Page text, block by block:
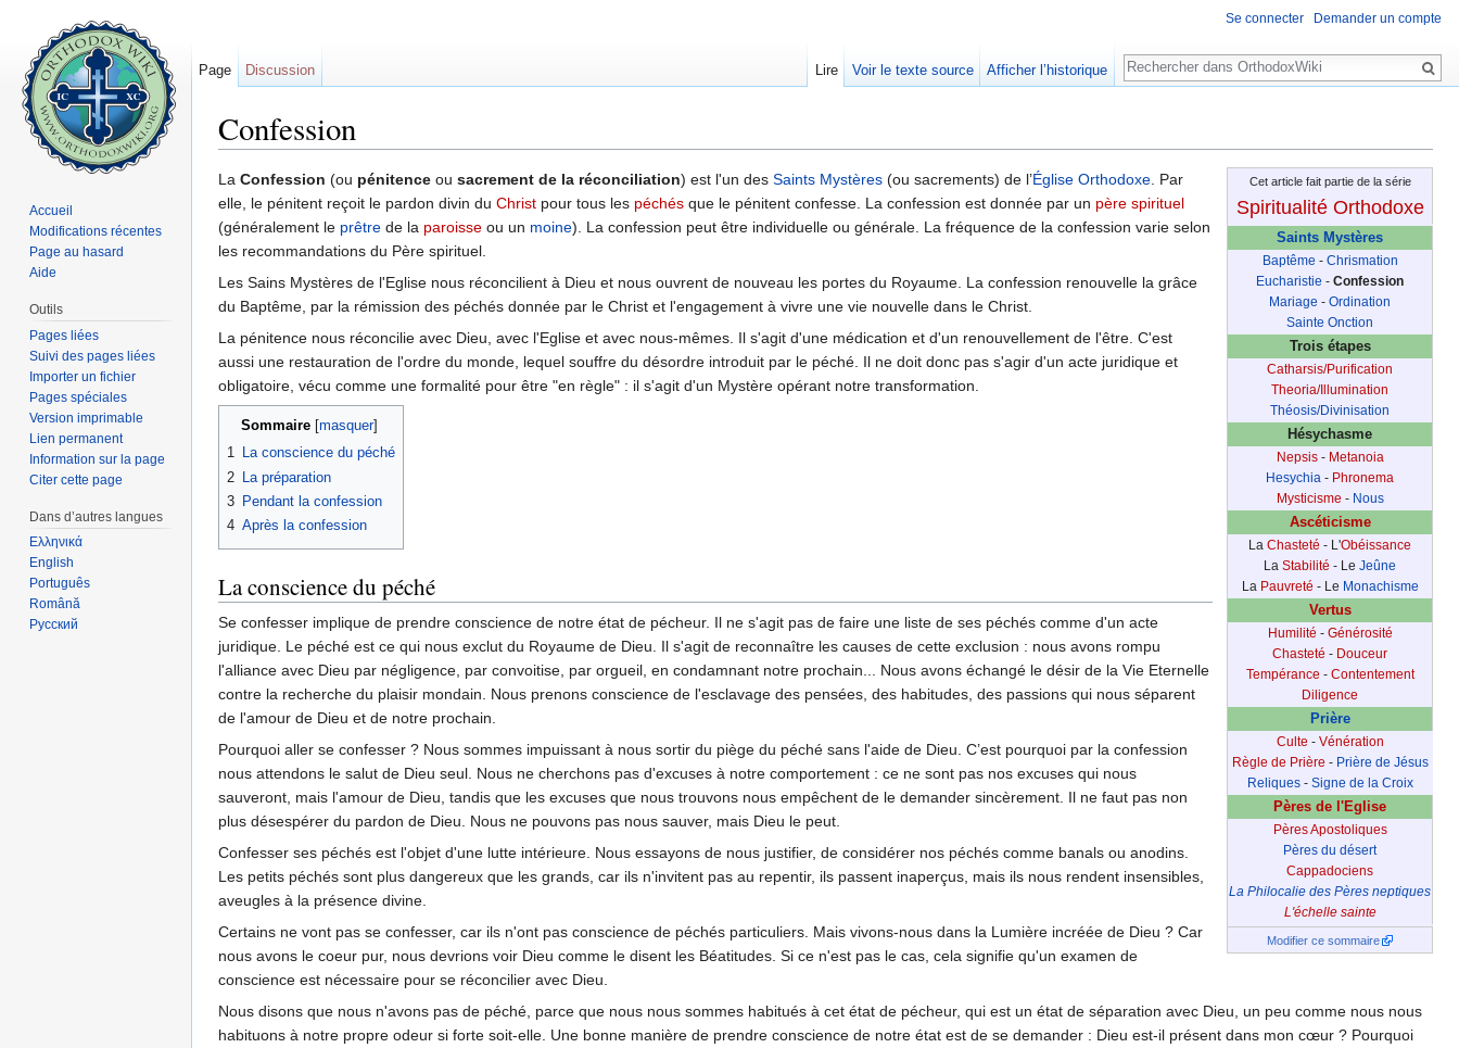
Confession
Cet article fait partie de la série
Spiritualité Orthodoxe
Saints Mystères
Baptême - Chrismation
Eucharistie - Confession
Mariage - Ordination
Sainte Onction
Trois étapes
Catharsis/Purification
Theoria/Illumination
Théosis/Divinisation
Hésychasme
Nepsis- Metanoia
Hesychia - Phronema
Mysticisme - Nous
Ascéticisme
La Chasteté - L'Obéissance
La Stabilité - Le Jeûne
La Pauvreté - Le Monachisme
Vertus
Humilité - Générosité
Chasteté - Douceur
Tempérance - Contentement
Diligence
Prière
Culte - Vénération
Règle de Prière - Prière de Jésus
Reliques- Signe de la Croix
Pères de l'Eglise
Pères Apostoliques
Pères du désert
Cappadociens
La Philocalie des Pères neptiques
L'échelle sainte
Modifier ce sommaire
La Confession (ou pénitence ou sacrement de la réconciliation) est l'un des Saints Mystères (ou sacrements) de l’Église Orthodoxe. Par
elle, le pénitent reçoit le pardon divin du Christ pour tous les péchés que le pénitent confesse. La confession est donnée par un père spirituel
(généralement le prêtre de la paroisse ou un moine). La confession peut être individuelle ou générale. La fréquence de la confession varie selon
les recommandations du Père spirituel.
Les Sains Mystères de l'Eglise nous réconcilient à Dieu et nous ouvrent de nouveau les portes du Royaume. La confession renouvelle la grâce
du Baptême, par la rémission des péchés donnée par le Christ et l'engagement à vivre une vie nouvelle dans le Christ.
La pénitence nous réconcilie avec Dieu, avec l'Eglise et avec nous-mêmes. Il s'agit d'une médication et d'un renouvellement de l'être. C'est
aussi une restauration de l'ordre du monde, lequel souffre du désordre introduit par le péché. Il ne doit donc pas s'agir d'un acte juridique et
obligatoire, vécu comme une formalité pour être "en règle" : il s'agit d'un Mystère opérant notre transformation.
Sommaire[ masquer]
1 La conscience du péché
2
La préparation
3 Pendant la confession
4 Après la confession
La conscience du péché
Se confesser implique de prendre conscience de notre état de pécheur. Il ne s'agit pas de faire une liste de ses péchés comme d'un acte
juridique. Le péché est ce qui nous exclut du Royaume de Dieu. Il s'agit de reconnaître les causes de cette exclusion : nous avons rompu
l'alliance avec Dieu par négligence, par convoitise, par orgueil, en condamnant notre prochain... Nous avons échangé le désir de la Vie Eternelle
contre la recherche du plaisir mondain. Nous prenons conscience de l'esclavage des pensées, des habitudes, des passions qui nous séparent
de l'amour de Dieu et de notre prochain.
Pourquoi aller se confesser ? Nous sommes impuissant à nous sortir du piège du péché sans l'aide de Dieu. C’est pourquoi par la confession
nous attendons le salut de Dieu seul. Nous ne cherchons pas d'excuses à notre comportement : ce ne sont pas nos excuses qui nous
sauveront, mais l'amour de Dieu, tandis que les excuses que nous trouvons nous empêchent de le demander sincèrement. Il ne faut pas non
plus désespérer du pardon de Dieu. Nous ne pouvons pas nous sauver, mais Dieu le peut.
Confesser ses péchés est l'objet d'une lutte intérieure. Nous essayons de nous justifier, de considérer nos péchés comme banals ou anodins.
Les petits péchés sont plus dangereux que les grands, car ils n'invitent pas au repentir, ils passent inaperçus, mais ils nous rendent insensibles,
aveugles à la présence divine.
Certains ne vont pas se confesser, car ils n'ont pas conscience de péchés particuliers. Mais vivons-nous dans la Lumière incréée de Dieu ? Car
nous avons le coeur pur, nous devrions voir Dieu comme le disent les Béatitudes. Si ce n'est pas le cas, cela signifie qu'un examen de
conscience est nécessaire pour se réconcilier avec Dieu.
Nous disons que nous n'avons pas de péché, parce que nous nous sommes habitués à cet état de pécheur, qui est un état de séparation avec Dieu, un peu comme nous nous
habituons à notre propre odeur si forte soit-elle. Une bonne manière de prendre conscience de notre état est de se demander : Dieu est-il présent dans mon cœur ? Pourquoi
Se connecter Demander un compte
Page Discussion Lire Voir le texte source Afficher l’historique
Rechercher
Accueil
Modifications récentes
Page au hasard
Aide
Outils
Pages liées
Suivi des pages liées
Importer un fichier
Pages spéciales
Version imprimable
Lien permanent
Information sur la page
Citer cette page
Dans d’autres langues
Ελληνικά
English
Português
Română
Русский